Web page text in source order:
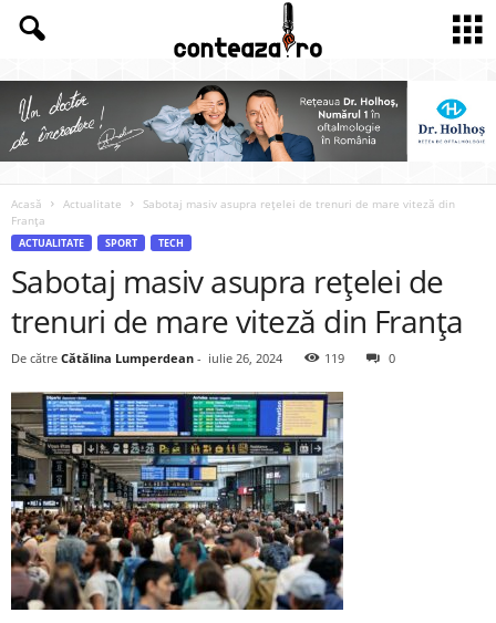
Acasă Actualitate
Sabotaj masiv asupra rețelei de trenuri de mare viteză din
Franța
ACTUALITATE SPORT TECH
Sabotaj masiv asupra rețelei de
trenuri de mare viteză din Franța
De către Cătălina Lumperdean - iulie 26, 2024 119 0